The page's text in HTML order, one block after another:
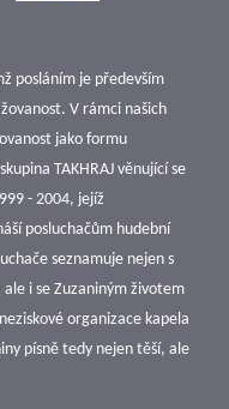
posláním je především
V rámci našich
jako formu
TAKHRAJ věnující se
- 2004, jejíž
posluchačům hudební
seznamuje nejen s
i se Zuzaniným životem
organizace kapela
písně tedy nejen těší, ale